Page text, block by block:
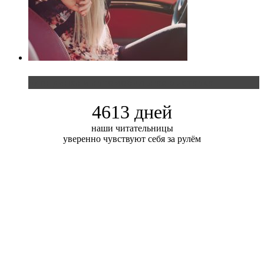
4613 дней
наши читательницы
уверенно чувствуют себя за рулём